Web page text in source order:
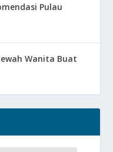
Pulau
Wanita Buat